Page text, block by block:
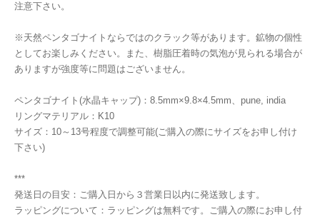
注意下さい。
※天然ペンタゴナイトならではのクラック等があります。鉱物の個性
としてお楽しみください。また、樹脂圧着時の気泡が見られる場合が
ありますが強度等に問題はございません。
ペンタゴナイト(水晶キャップ)：8.5mm×9.8×4.5mm、pune, india
リングマテリアル：K10
サイズ：10～13号程度で調整可能(ご購入の際にサイズをお申し付け
下さい)
***
発送日の目安：ご購入日から３営業日以内に発送致します。
ラッピングについて：ラッピングは無料です。ご購入の際にお申し付